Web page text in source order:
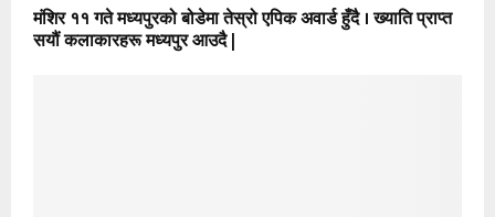
मंशिर ११ गते मध्यपुरको बोडेमा तेस्रो एपिक अवार्ड हुँदै । ख्याति प्राप्त
सयौं कलाकारहरू मध्यपुर आउदै |